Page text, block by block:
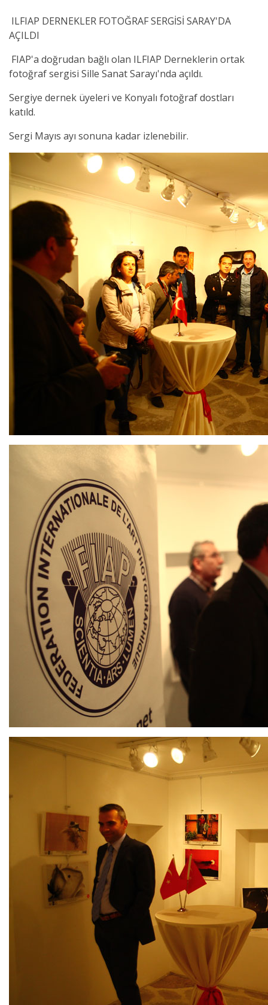
ILFIAP DERNEKLER FOTOĞRAF SERGİSİ SARAY'DA
AÇILDI
FIAP'a doğrudan bağlı olan ILFIAP Derneklerin ortak
fotoğraf sergisi Sille Sanat Sarayı'nda açıldı.
Sergiye dernek üyeleri ve Konyalı fotoğraf dostları
katıld.
Sergi Mayıs ayı sonuna kadar izlenebilir.